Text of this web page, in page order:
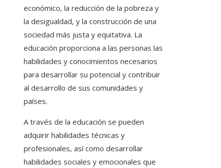
económico, la reducción de la pobreza y
la desigualdad, y la construcción de una
sociedad más justa y equitativa. La
educación proporciona a las personas las
habilidades y conocimientos necesarios
para desarrollar su potencial y contribuir
al desarrollo de sus comunidades y
países.
A través de la educación se pueden
adquirir habilidades técnicas y
profesionales, así como desarrollar
habilidades sociales y emocionales que